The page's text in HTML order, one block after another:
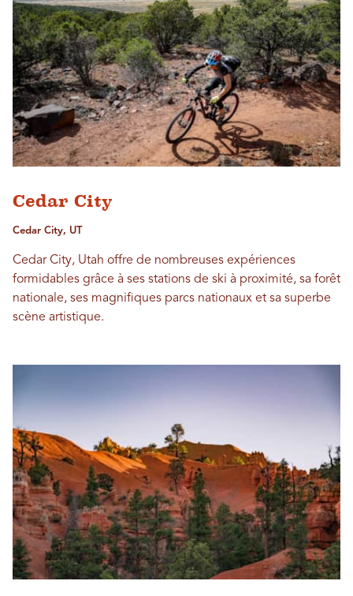
Cedar City
Cedar City, UT
Cedar City, Utah offre de nombreuses expériences
formidables grâce à ses stations de ski à proximité, sa forêt
nationale, ses magnifiques parcs nationaux et sa superbe
scène artistique.